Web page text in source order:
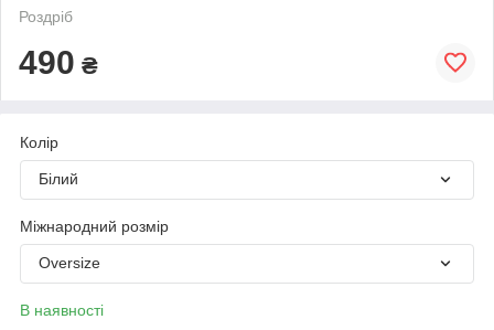
Роздріб
490 ₴
Колір
Білий
Міжнародний розмір
Oversize
В наявності